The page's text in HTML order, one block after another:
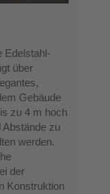
Edelstahl-
über
Gebäude
zu 4 m hoch
Abstände zu
werden.
der
Konstruktion